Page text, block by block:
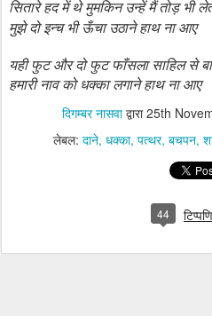
सितारे हद में थे मुमकिन उन्हें मैं तोड़ भी
मुझे दो इन्च भी ऊँचा उठाने हाथ ना आए
यही फुट और दो फुट फाँसला साहिल से
हमारी नाव को धक्का लगाने हाथ ना आए
दिगम्बर नासवाद्वारा25th
लेबल: दाने धक्का पत्थर बचपन
44